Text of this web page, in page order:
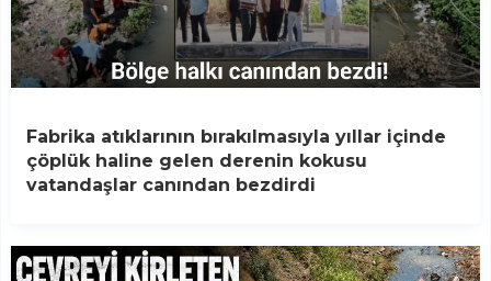
Fabrika atıklarının bırakılmasıyla yıllar içinde
çöplük haline gelen derenin kokusu
vatandaşlar canından bezdirdi